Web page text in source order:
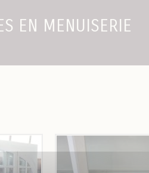
EN MENUISERIE